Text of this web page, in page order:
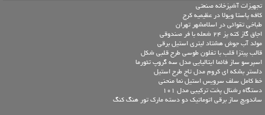
تجهیزات آشپزخانه صنعتی
کافه پاستا ویولا در عظیمیه کرج
طباخی تقوائی در اسلامشهر تهران
اجاق گاز کته پز 24 شعله با فر صندوقی
مولد آب جوش هشتاد لیتری استیل برقی
قالب پیتزا قلب با تفلون طوسی طرح قلبی شکل
اسپرسو ساز فائما ایتالیایی مدل سه گروپ تئورما
دلستر بشکه ای کروم مدل تاج طرح استیل
خط کامل سلف سرویس استیل نما منحنی
دستگاه رشنال پخت ترکیبی مدل 101
ساندویچ ساز برقی اتوماتیک دو دسته مارک تور هنگ کنگ